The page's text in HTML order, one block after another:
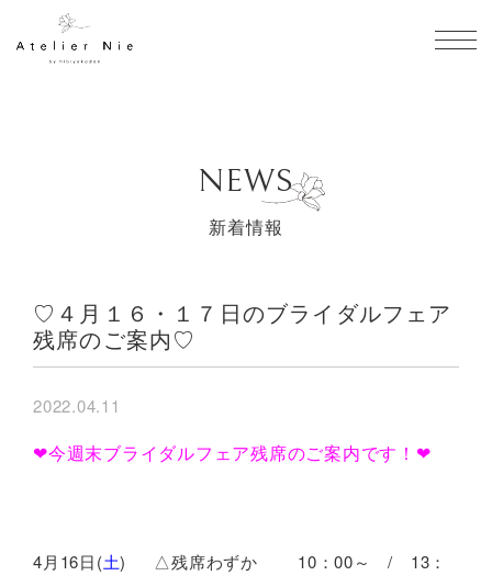
NEWS
新着情報
♡４月１６・１７日のブライダルフェア
残席のご案内♡
2022.04.11
❤今週末ブライダルフェア残席のご案内です！❤
4月16日(土) △残席わずか 10：00～ / 13：